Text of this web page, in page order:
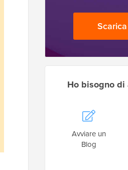
Ho bisogno di
Avviare un
Blog